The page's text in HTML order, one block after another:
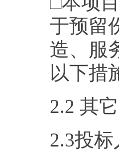
于预留
造、服
以下措
2.2 其
2.3投